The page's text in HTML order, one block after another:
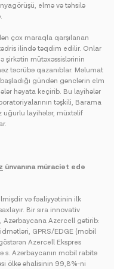
elmə və təhsilə
çox maraqla qarşılanan
ilində təqdim edilir. Onlar
şirkətin mütəxəssislərinin
təcrübə qazanıblar. Məlumat
gündən gənclərin elm
həyata keçirib. Bu layihələr
təşkili, Barama
uğurlu layihələr, müxtəlif
ünvanına müraciət edə
və fəaliyyətinin ilk
Bir sıra innovativ
Azərbaycana Azercell gətirib:
GPRS/EDGE (mobil
Azercell Ekspres
s. Azərbaycanın mobil rabitə
ölkə əhalisinin 99,8%-ni